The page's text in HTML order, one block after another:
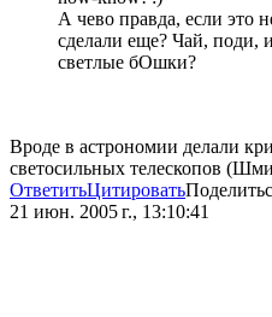
А чево правда, если это
сделали еще? Чай, поди,
светлые бОшки?
Вроде в астрономии делали
светосильных телескопов
ОтветитьЦитировать
21 июн. 2005 г., 13:10:41